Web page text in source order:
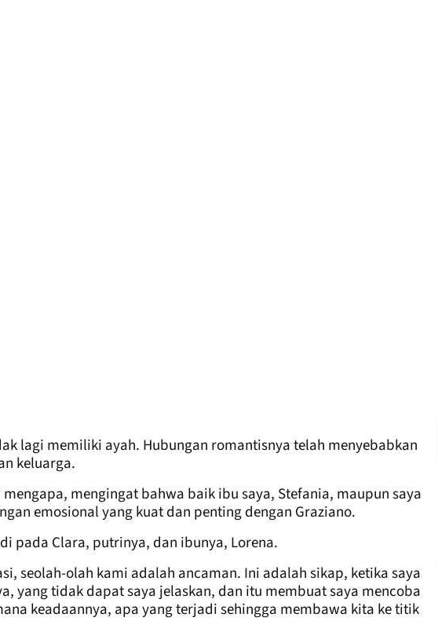
lagi memiliki ayah. Hubungan romantisnya telah menyebabkan
keluarga.
mengingat bahwa baik ibu saya, Stefania, maupun saya
emosional yang kuat dan penting dengan Graziano.
pada Clara, putrinya, dan ibunya, Lorena.
seolah-olah kami adalah ancaman. Ini adalah sikap, ketika saya
yang tidak dapat saya jelaskan, dan itu membuat saya mencoba
keadaannya, apa yang terjadi sehingga membawa kita ke titik